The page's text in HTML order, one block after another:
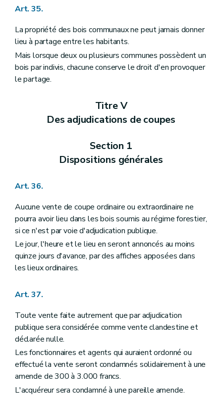
Art. 35.
La propriété des bois communaux ne peut jamais donner
lieu à partage entre les habitants.
Mais lorsque deux ou plusieurs communes possèdent un
bois par indivis, chacune conserve le droit d'en provoquer
le partage.
Titre V
Des adjudications de coupes
Section 1
Dispositions générales
Art. 36.
Aucune vente de coupe ordinaire ou extraordinaire ne
pourra avoir lieu dans les bois soumis au régime forestier,
si ce n'est par voie d'adjudication publique.
Le jour, l'heure et le lieu en seront annoncés au moins
quinze jours d'avance, par des affiches apposées dans
les lieux ordinaires.
Art. 37.
Toute vente faite autrement que par adjudication
publique sera considérée comme vente clandestine et
déclarée nulle.
Les fonctionnaires et agents qui auraient ordonné ou
effectué la vente seront condamnés solidairement à une
amende de 300 à 3.000 francs.
L'acquéreur sera condamné à une pareille amende.